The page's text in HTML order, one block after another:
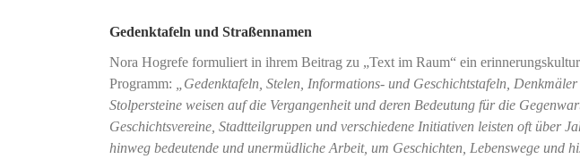
Gedenktafeln und Straßennamen
Nora Hogrefe formuliert in ihrem Beitrag zu „Text im Raum“ ein
Programm: „Gedenktafeln, Stelen, Informations- und Geschichtstafeln, Denkmäler
Stolpersteine weisen auf die Vergangenheit und deren Bedeutung für die
Geschichtsvereine, Stadtteilgruppen und verschiedene Initiativen leisten oft über
hinweg bedeutende und unermüdliche Arbeit, um Geschichten, Lebenswege und